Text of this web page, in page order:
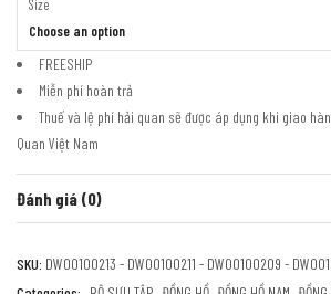
Size
Choose an option
FREESHIP
Miễn phí hoàn trả
Thuế và lệ phí hải quan sẽ được áp dụng khi giao
Quan Việt Nam
Đánh giá (0)
SKU: DW00100213 - DW00100211 - DW00100209 -